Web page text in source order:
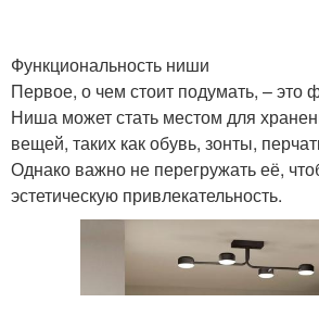
Функциональность ниши
Первое, о чем стоит подумать, – это
Ниша может стать местом для
вещей, таких как обувь, зонты,
Однако важно не перегружать её,
эстетическую привлекательность.